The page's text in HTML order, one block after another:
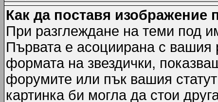
Как да поставя изображение
При разглеждане на теми под
Първата е асоциирана с вашия
формата на звездички,
форумите или пък вашия
картинка би могла да стои